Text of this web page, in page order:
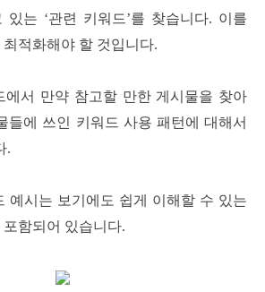
있는 ‘관련 키워드’를 찾습니다. 이를
적화해야 할 것입니다.
에서 만약 참고할 만한 게시물을 찾아
들에 쓰인 키워드 사용 패턴에 대해서
.
예시는 보기에도 쉽게 이해할 수 있는
함되어 있습니다.